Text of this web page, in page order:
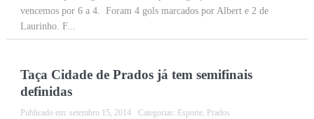
vencemos por 6 a 4. Foram 4 gols marcados por Albert e 2 de
Laurinho. F...
Taça Cidade de Prados já tem semifinais
definidas
Publicado em: setembro 15, 2014 Categorias: Esporte, Prados